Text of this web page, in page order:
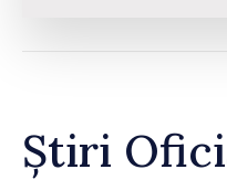
Știri